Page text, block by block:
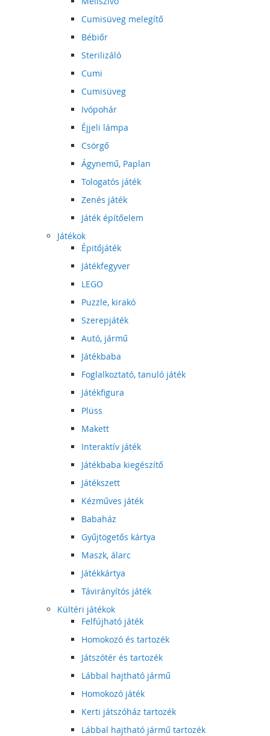
Cumisüveg melegítő
Bébiőr
Sterilizáló
Cumi
Cumisüveg
Ivópohár
Éjjeli lámpa
Csörgő
Ágynemű, Paplan
Tologatós játék
Zenés játék
Játék építőelem
Játékok
Épitőjáték
Játékfegyver
LEGO
Puzzle, kirakó
Szerepjáték
Autó, jármű
Játékbaba
Foglalkoztató, tanuló játék
Játékfigura
Plüss
Makett
Interaktív játék
Játékbaba kiegészítő
Játékszett
Kézműves játék
Babaház
Gyűjtögetős kártya
Maszk, álarc
Játékkártya
Távirányítós játék
Kültéri játékok
Felfújható játék
Homokozó és tartozék
Játszótér és tartozék
Lábbal hajtható jármű
Homokozó játék
Kerti játszóház tartozék
Lábbal hajtható jármű tartozék